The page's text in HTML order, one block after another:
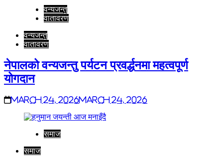
वन्यजन्तु
वातावरण
वन्यजन्तु
वातावरण
नेपालको वन्यजन्तु पर्यटन प्रवर्द्धनमा महत्वपूर्ण
योगदान
March 24, 2026March 24, 2026
समाज
समाज